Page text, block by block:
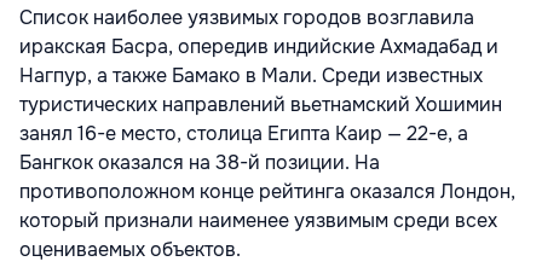
Список наиболее уязвимых городов возглавила
иракская Басра, опередив индийские Ахмадабад и
Нагпур, а также Бамако в Мали. Среди известных
туристических направлений вьетнамский Хошимин
занял 16-е место, столица Египта Каир — 22-е, а
Бангкок оказался на 38-й позиции. На
противоположном конце рейтинга оказался Лондон,
который признали наименее уязвимым среди всех
оцениваемых объектов.